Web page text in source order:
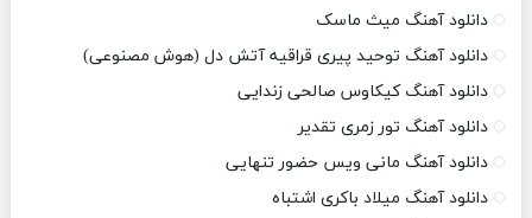
دانلود آهنگ میث ماسک
دانلود آهنگ توحید پیری قراقیه آتش دل (هوش مصنوعی)
دانلود آهنگ کیکاوس صالحی زندایی
دانلود آهنگ تور زمری تقدیر
دانلود آهنگ مانی ویس حضور تنهایی
دانلود آهنگ میلاد باکری اشتباه